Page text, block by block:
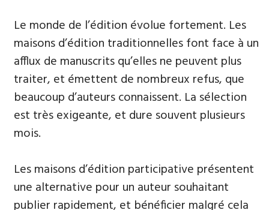
Le monde de l’édition évolue fortement. Les
maisons d’édition traditionnelles font face à un
afflux de manuscrits qu’elles ne peuvent plus
traiter, et émettent de nombreux refus, que
beaucoup d’auteurs connaissent. La sélection
est très exigeante, et dure souvent plusieurs
mois.
Les maisons d’édition participative présentent
une alternative pour un auteur souhaitant
publier rapidement, et bénéficier malgré cela